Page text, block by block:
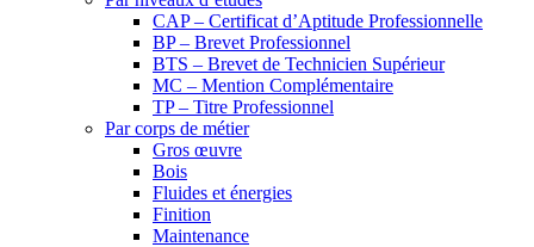
CAP – Certificat d’Aptitude Professionnelle
BP – Brevet Professionnel
BTS – Brevet de Technicien Supérieur
MC – Mention Complémentaire
TP – Titre Professionnel
Par corps de métier
Gros œuvre
Bois
Fluides et énergies
Finition
Maintenance